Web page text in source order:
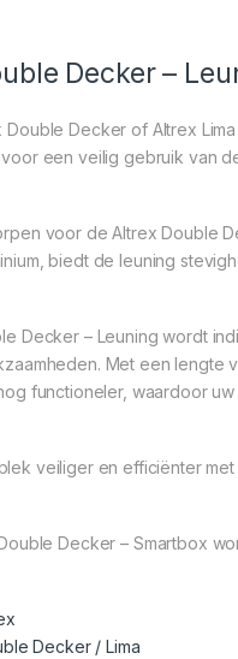
Decker –
Double Decker of Altrex
een veilig gebruik van
voor de Altrex Double
biedt de leuning
Decker – Leuning wordt
Met een lengte
functioneler, waardoor
veiliger en efficiënter
Decker – Smartbox
Decker / Lima